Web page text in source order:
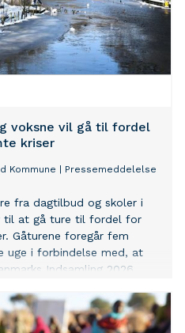
voksne vil gå til fordel
kriser
Kommune Pressemeddelelse
fra dagtilbud og skoler i
til at gå ture til fordel for
Gåturene foregår fem
uge i forbindelse med, at
Indsamling 2026.